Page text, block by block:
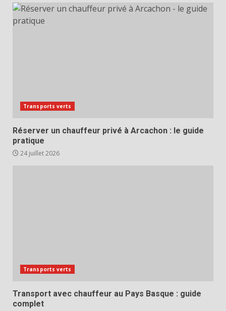
Transports verts
Réserver un chauffeur privé à Arcachon : le guide
pratique
24 juillet 2026
Transports verts
Transport avec chauffeur au Pays Basque : guide
complet